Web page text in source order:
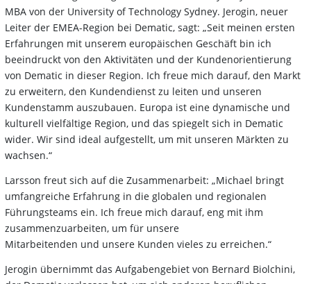
MBA von der University of Technology Sydney. Jerogin, neuer
Leiter der EMEA-Region bei Dematic, sagt: „Seit meinen ersten
Erfahrungen mit unserem europäischen Geschäft bin ich
beeindruckt von den Aktivitäten und der Kundenorientierung
von Dematic in dieser Region. Ich freue mich darauf, den Markt
zu erweitern, den Kundendienst zu leiten und unseren
Kundenstamm auszubauen. Europa ist eine dynamische und
kulturell vielfältige Region, und das spiegelt sich in Dematic
wider. Wir sind ideal aufgestellt, um mit unseren Märkten zu
wachsen.“
Larsson freut sich auf die Zusammenarbeit: „Michael bringt
umfangreiche Erfahrung in die globalen und regionalen
Führungsteams ein. Ich freue mich darauf, eng mit ihm
zusammenzuarbeiten, um für unsere
Mitarbeitenden und unsere Kunden vieles zu erreichen.“
Jerogin übernimmt das Aufgabengebiet von Bernard Biolchini,